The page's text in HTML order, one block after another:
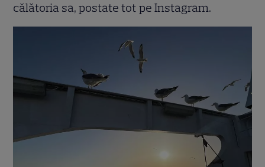
călătoria sa, postate tot pe Instagram.